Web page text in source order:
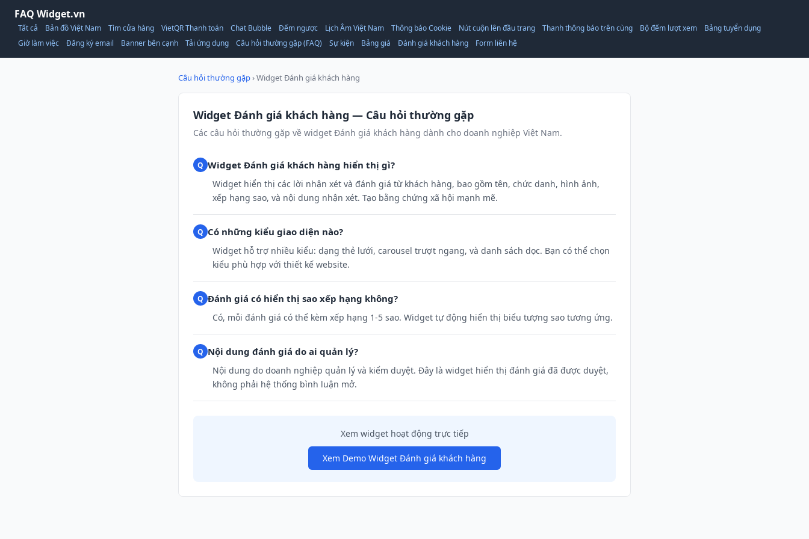
FAQ Widget.vn
Tất cả Bản đồ Việt Nam Tìm cửa hàng VietQR Thanh toán Chat Bubble Đếm ngược Lịch Âm Việt Nam Thông báo Cookie Nút cuộn lên đầu trang Thanh thông báo trên cùng Bộ đếm lượt xem
Bảng tuyển dụng
Giờ làm việc
Đăng ký email Banner bên cạnh Tải ứng dụng Câu hỏi thường gặp (FAQ) Sự kiện Bảng giá Đánh giá khách hàng Form liên hệ
Câu hỏi thường gặp› Widget Đánh giá khách hàng
Widget Đánh giá khách hàng — Câu hỏi thường gặp
Các câu hỏi thường gặp về widget Đánh giá khách hàng dành cho doanh nghiệp Việt Nam.
Widget Đánh giá khách hàng hiển thị gì?
Widget hiển thị các lời nhận xét và đánh giá từ khách hàng, bao gồm tên, chức danh, hình ảnh,
xếp hạng sao, và nội dung nhận xét. Tạo bằng chứng xã hội mạnh mẽ.
Có những kiểu giao diện nào?
Widget hỗ trợ nhiều kiểu: dạng thẻ lưới, carousel trượt ngang, và danh sách dọc. Bạn có thể chọn
kiểu phù hợp với thiết kế website.
Đánh giá có hiển thị sao xếp hạng không?
Có, mỗi đánh giá có thể kèm xếp hạng 1-5 sao. Widget tự động hiển thị biểu tượng sao tương ứng.
Nội dung đánh giá do ai quản lý?
Nội dung do doanh nghiệp quản lý và kiểm duyệt. Đây là widget hiển thị đánh giá đã được duyệt,
không phải hệ thống bình luận mở.
Xem widget hoạt động trực tiếp
Xem Demo Widget Đánh giá khách hàng